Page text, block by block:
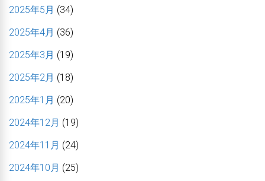
2025年5月 (34)
2025年4月 (36)
2025年3月 (19)
2025年2月 (18)
2025年1月 (20)
2024年12月 (19)
2024年11月 (24)
2024年10月 (25)